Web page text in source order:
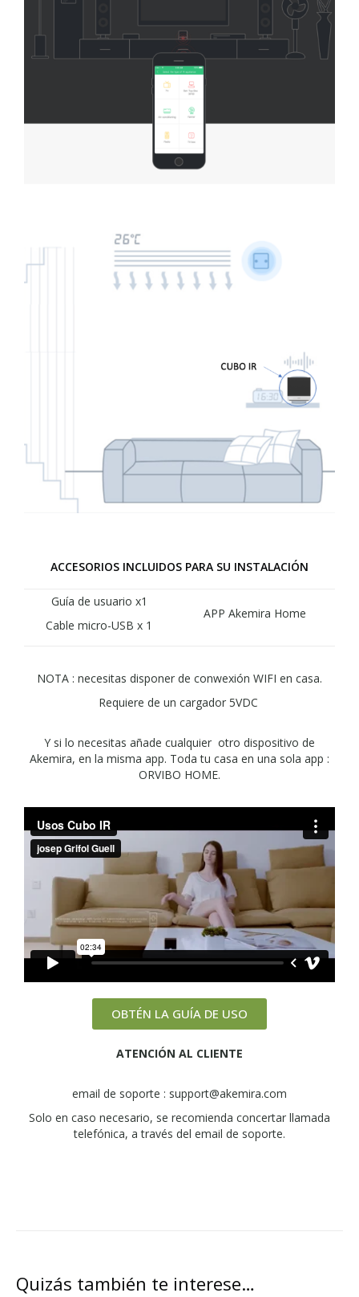
ACCESORIOS INCLUIDOS PARA SU INSTALACIÓN
Guía de usuario x1
Cable micro-USB x 1
APP Akemira Home
NOTA : necesitas disponer de conwexión WIFI en casa.
Requiere de un cargador 5VDC
Y si lo necesitas añade cualquier otro dispositivo de
Akemira, en la misma app. Toda tu casa en una sola app :
ORVIBO HOME.
OBTÉN LA GUÍA DE USO
ATENCIÓN AL CLIENTE
email de soporte : support@akemira.com
Solo en caso necesario, se recomienda concertar llamada
telefónica, a través del email de soporte.
Quizás también te interese…